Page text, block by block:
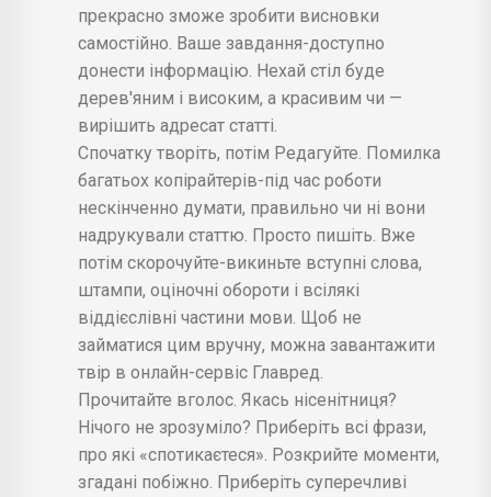
прекрасно зможе зробити висновки
самостійно. Ваше завдання-доступно
донести інформацію. Нехай стіл буде
дерев'яним і високим, а красивим чи —
вирішить адресат статті.
Спочатку творіть, потім Редагуйте. Помилка
багатьох копірайтерів-під час роботи
нескінченно думати, правильно чи ні вони
надрукували статтю. Просто пишіть. Вже
потім скорочуйте-викиньте вступні слова,
штампи, оціночні обороти і всілякі
віддієслівні частини мови. Щоб не
займатися цим вручну, можна завантажити
твір в онлайн-сервіс Главред.
Прочитайте вголос. Якась нісенітниця?
Нічого не зрозуміло? Приберіть всі фрази,
про які «спотикаєтеся». Розкрийте моменти,
згадані побіжно. Приберіть суперечливі